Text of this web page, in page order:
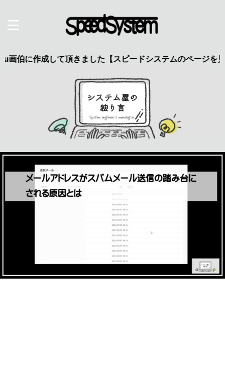
して頂きました【スピードシステムのページを見た】で